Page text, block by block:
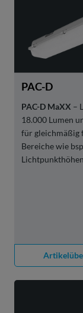
PAC-D
PAC-D MaXX –
18.000 Lumen
für gleichmäßig
Bereiche wie